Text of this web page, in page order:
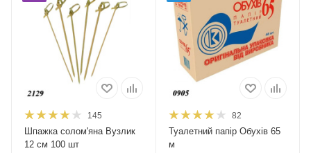
145
Шпажка солом'яна Вузлик
12 см 100 шт
82
Туалетний папір Обухів 65
м